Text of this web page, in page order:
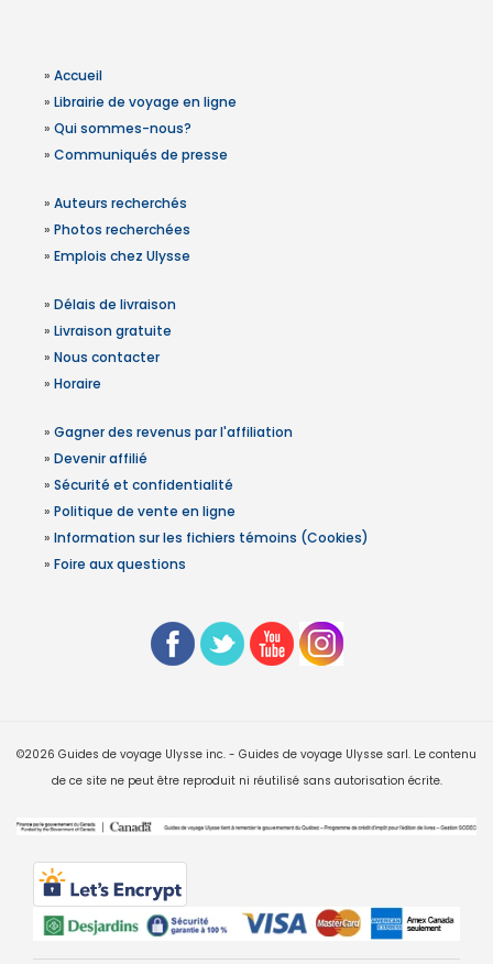
» Accueil
» Librairie de voyage en ligne
» Qui sommes-nous?
» Communiqués de presse
» Auteurs recherchés
» Photos recherchées
» Emplois chez Ulysse
» Délais de livraison
» Livraison gratuite
» Nous contacter
» Horaire
» Gagner des revenus par l'affiliation
» Devenir affilié
» Sécurité et confidentialité
» Politique de vente en ligne
» Information sur les fichiers témoins (Cookies)
» Foire aux questions
©2026 Guides de voyage Ulysse inc. - Guides de voyage Ulysse sarl. Le contenu
de ce site ne peut être reproduit ni réutilisé sans autorisation écrite.